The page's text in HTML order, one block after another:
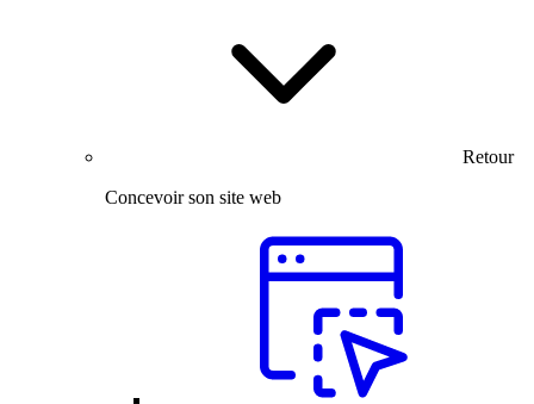
Retour
Concevoir son site web